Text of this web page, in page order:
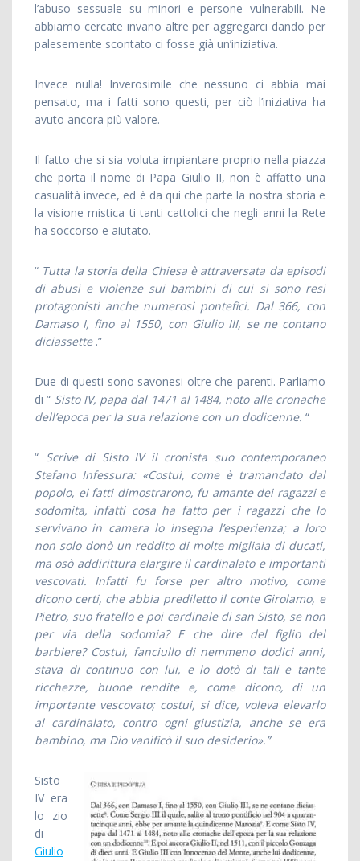
l’abuso sessuale su minori e persone vulnerabili. Ne
abbiamo cercate invano altre per aggregarci dando per
palesemente scontato ci fosse già un’iniziativa.
Invece nulla! Inverosimile che nessuno ci abbia mai
pensato, ma i fatti sono questi, per ciò l’iniziativa ha
avuto ancora più valore.
Il fatto che si sia voluta impiantare proprio nella piazza
che porta il nome di Papa Giulio II, non è affatto una
casualità invece, ed è da qui che parte la nostra storia e
la visione mistica ti tanti cattolici che negli anni la Rete
ha soccorso e aiutato.
“ Tutta la storia della Chiesa è attraversata da episodi
di abusi e violenze sui bambini di cui si sono resi
protagonisti anche numerosi pontefici. Dal 366, con
Damaso I, fino al 1550, con Giulio III, se ne contano
diciassette.”
Due di questi sono savonesi oltre che parenti. Parliamo
di “ Sisto IV, papa dal 1471 al 1484, noto alle cronache
dell’epoca per la sua relazione con un dodicenne. “
“ Scrive di Sisto IV il cronista suo contemporaneo
Stefano Infessura: «Costui, come è tramandato dal
popolo, ei fatti dimostrarono, fu amante dei ragazzi e
sodomita, infatti cosa ha fatto per i ragazzi che lo
servivano in camera lo insegna l’esperienza; a loro
non solo donò un reddito di molte migliaia di ducati,
ma osò addirittura elargire il cardinalato e importanti
vescovati. Infatti fu forse per altro motivo, come
dicono certi, che abbia prediletto il conte Girolamo, e
Pietro, suo fratello e poi cardinale di san Sisto, se non
per via della sodomia? E che dire del figlio del
barbiere? Costui, fanciullo di nemmeno dodici anni,
stava di continuo con lui, e lo dotò di tali e tante
ricchezze, buone rendite e, come dicono, di un
importante vescovato; costui, si dice, voleva elevarlo
al cardinalato, contro ogni giustizia, anche se era
bambino, ma Dio vanificò il suo desiderio».”
Sisto
IVera
lo zio
di
Giulio